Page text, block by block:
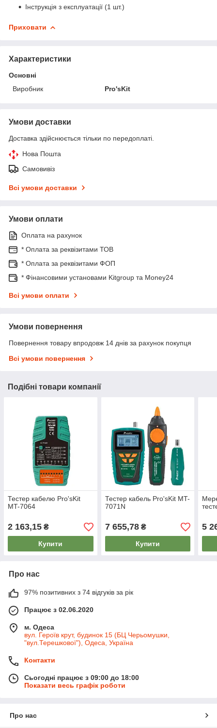
Інструкція з експлуатації (1 шт.)
Приховати
Характеристики
Основні
Виробник
Pro'sKit
Умови доставки
Доставка здійснюється тільки по передоплаті.
Нова Пошта
Самовивіз
Всі умови доставки
Умови оплати
Оплата на рахунок
* Оплата за реквізитами ТОВ
* Оплата за реквізитами ФОП
* Фінансовими установами Kitgroup та Money24
Всі умови оплати
Умови повернення
Повернення товару впродовж 14 днів за рахунок покупця
Всі умови повернення
Подібні товари компанії
Тестер кабелю Pro'sKit
MT-7064
2 163,15 ₴
Купити
Тестер кабель Pro'sKit MT-
7071N
7 655,78₴
Купити
5
Про нас
97% позитивних з 74 відгуків за рік
Працює з 02.06.2020
м. Одеса
вул. Героїв крут, будинок 15 (БЦ Черьомушки,
"вул.Терешкової"), Одеса, Україна
Контакти
Сьогодні працює з 09:00 до 18:00
Показати весь графік роботи
Про нас